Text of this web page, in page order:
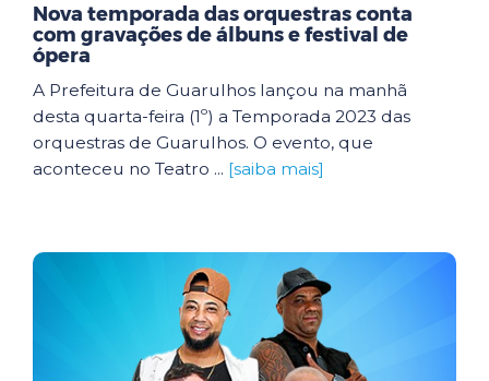
Nova temporada das orquestras conta
com gravações de álbuns e festival de
ópera
A Prefeitura de Guarulhos lançou na manhã
desta quarta-feira (1º) a Temporada 2023 das
orquestras de Guarulhos. O evento, que
aconteceu no Teatro ... [saiba mais]